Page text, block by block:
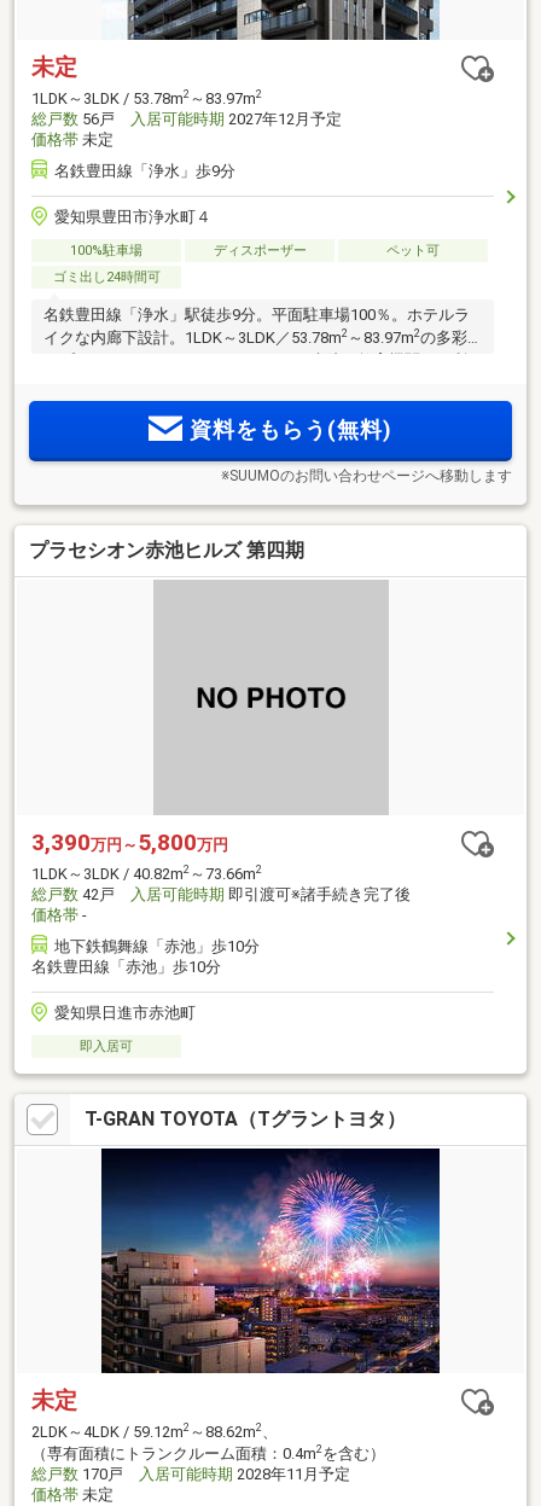
未定
1LDK～3LDK / 53.78m2 ～83.97m2
総戸数 56戸 入居可能時期 2027年12月予定
価格帯 未定
名鉄豊田線「浄水」歩9分
愛知県豊田市浄水町４
100%駐車場 ディスポーザー
ペット可
ゴミ出し24時間可
名鉄豊田線「浄水」駅徒歩9分。平面駐車場100％。ホテルラ
イクな内廊下設計。1LDK～3LDK／53.78m2 ～83.97m2の多彩
テージ豊田浄水arc.」誕生。資料請求受付中
資料をもらう(無料)
※SUUMOのお問い合わせページへ移動します
プラセシオン赤池ヒルズ 第四期
3,390万円～ 5,800万円
1LDK～3LDK / 40.82m2 ～73.66m2
総戸数 42戸 入居可能時期 即引渡可※諸手続き完了後
価格帯 -
地下鉄鶴舞線「赤池」歩10分
名鉄豊田線「赤池」歩10分
愛知県日進市赤池町
即入居可
T-GRAN TOYOTA（Tグラントヨタ）
未定
2LDK～4LDK / 59.12m2 ～88.62m2 、
（専有面積にトランクルーム面積：0.4m2を含む）
総戸数 170戸 入居可能時期 2028年11月予定
価格帯 未定